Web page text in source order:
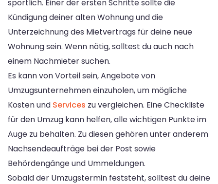
sportlich. Einer der ersten Schritte sollte die
Kündigung deiner alten Wohnung und die
Unterzeichnung des Mietvertrags für deine neue
Wohnung sein. Wenn nötig, solltest du auch nach
einem Nachmieter suchen.
Es kann von Vorteil sein, Angebote von
Umzugsunternehmen einzuholen, um mögliche
Kosten und Services zu vergleichen. Eine Checkliste
für den Umzug kann helfen, alle wichtigen Punkte im
Auge zu behalten. Zu diesen gehören unter anderem
Nachsendeaufträge bei der Post sowie
Behördengänge und Ummeldungen.
Sobald der Umzugstermin feststeht, solltest du deine